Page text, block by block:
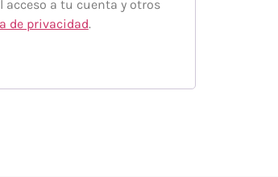
acceso a tu cuenta y otros
de privacidad.